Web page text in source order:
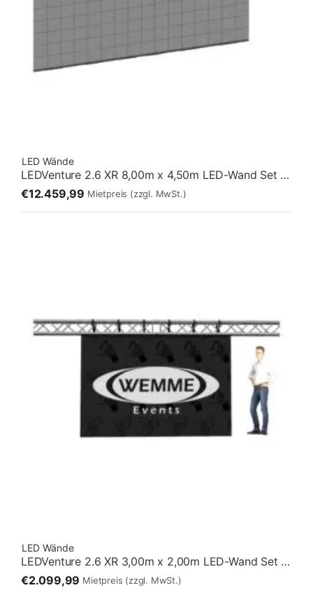
LED Wände
LEDVenture 2.6 XR 8,00m x 4,50m LED-Wand Set 07 – Stehend [16:9]
€12.459,99 Mietpreis (zzgl. MwSt.)
LED Wände
LEDVenture 2.6 XR 3,00m x 2,00m LED-Wand Set 01 – Fliegend [3:2]
€2.099,99 Mietpreis (zzgl. MwSt.)